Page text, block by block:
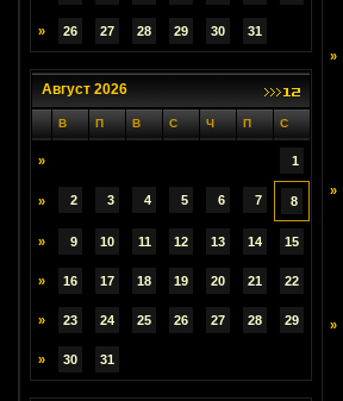
» 26 27 28 29 30 31
Август 2026
В П В С Ч П С
» 1
» 2 3 4 5 6 7 8
» 9 10 11 12 13 14 15
» 16 17 18 19 20 21 22
» 23 24 25 26 27 28 29
» 30 31
»
»
»